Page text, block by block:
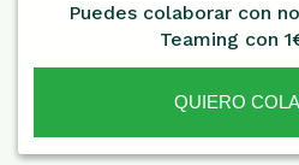
Puedes colaborar con
Teaming con
QUIERO